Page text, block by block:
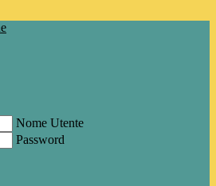
Nome Utente
Password